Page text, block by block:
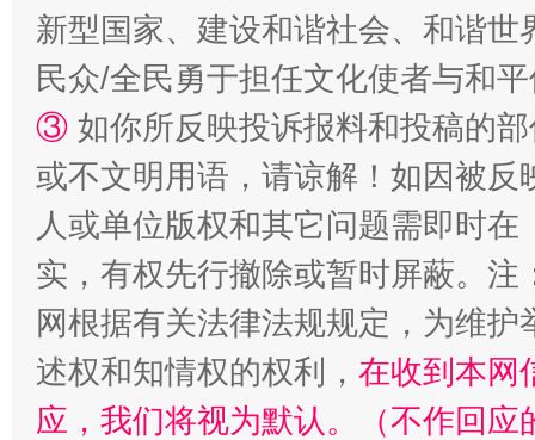
漫山遍野的桃花与雪山、麦地、白藏房 除
招工难、用工荒背后
新型国家、建设和谐社会、和谐
民众/全民勇于担任文化使者与和
③ 如你所反映投诉报料和投稿的
或不文明用语，请谅解！如因被
人或单位版权和其它问题需即时在
实，有权先行撤除或暂时屏蔽。
网根据有关法律法规规定，为维
述权和知情权的权利， 在收到本网
应，我们将视为默认。（不作回应